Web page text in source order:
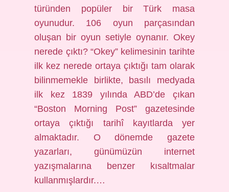
türünden popüler bir Türk masa
oyunudur. 106 oyun parçasından
oluşan bir oyun setiyle oynanır. Okey
nerede çıktı? “Okey” kelimesinin tarihte
ilk kez nerede ortaya çıktığı tam olarak
bilinmemekle birlikte, basılı medyada
ilk kez 1839 yılında ABD’de çıkan
“Boston Morning Post” gazetesinde
ortaya çıktığı tarihî kayıtlarda yer
almaktadır. O dönemde gazete
yazarları, günümüzün internet
yazışmalarına benzer kısaltmalar
kullanmışlardır.…